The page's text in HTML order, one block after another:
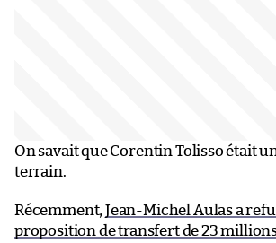
On savait que Corentin Tolisso était
terrain.
Récemment,Jean-Michel Aulas a
proposition de transfert de 23 millions